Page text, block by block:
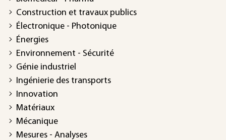
Construction et travaux publics
Électronique - Photonique
Énergies
Environnement - Sécurité
Génie industriel
Ingénierie des transports
Innovation
Matériaux
Mécanique
Mesures - Analyses